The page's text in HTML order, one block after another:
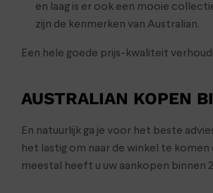
en laag is er ook een mooie
zijn de kenmerken van Australian.
Een hele goede prijs-kwaliteit
AUSTRALIAN KOPEN
En natuurlijk ga je voor het beste
het lastig om naar de winkel te
meestal heeft u uw aankopen binnen